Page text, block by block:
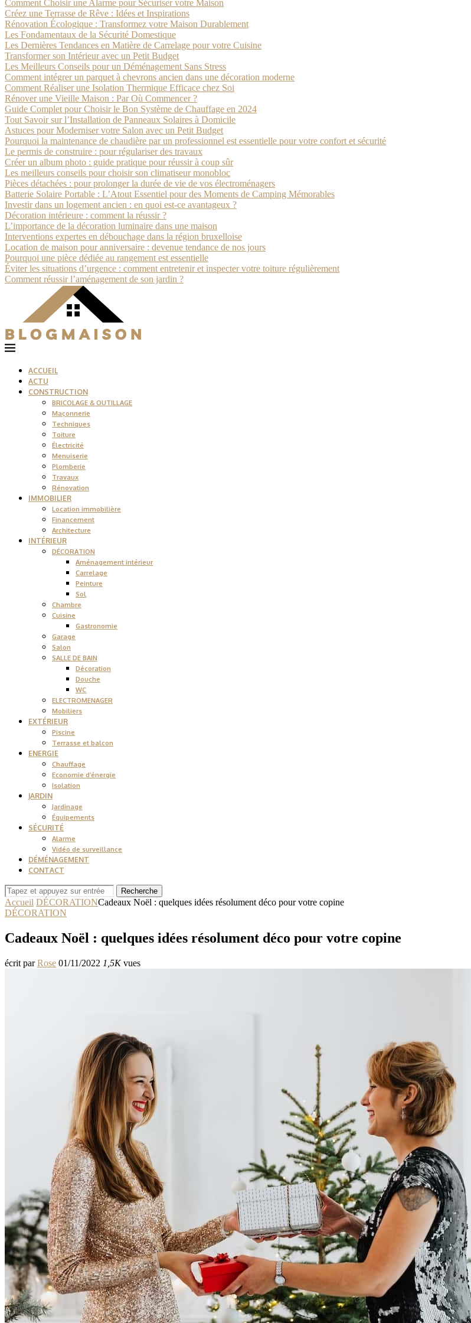
Comment Choisir une Alarme pour Sécuriser votre Maison
Créez une Terrasse de Rêve : Idées et Inspirations
Rénovation Écologique : Transformez votre Maison Durablement
Les Fondamentaux de la Sécurité Domestique
Les Dernières Tendances en Matière de Carrelage pour votre Cuisine
Transformer son Intérieur avec un Petit Budget
Les Meilleurs Conseils pour un Déménagement Sans Stress
Comment intégrer un parquet à chevrons ancien dans une décoration moderne
Comment Réaliser une Isolation Thermique Efficace chez Soi
Rénover une Vieille Maison : Par Où Commencer ?
Guide Complet pour Choisir le Bon Système de Chauffage en 2024
Tout Savoir sur l’Installation de Panneaux Solaires à Domicile
Astuces pour Moderniser votre Salon avec un Petit Budget
Pourquoi la maintenance de chaudière par un professionnel est essentielle pour votre confort et sécurité
Le permis de construire : pour régulariser des travaux
Créer un album photo : guide pratique pour réussir à coup sûr
Les meilleurs conseils pour choisir son climatiseur monobloc
Pièces détachées : pour prolonger la durée de vie de vos électroménagers
Batterie Solaire Portable : L’Atout Essentiel pour des Moments de Camping Mémorables
Investir dans un logement ancien : en quoi est-ce avantageux ?
Décoration intérieure : comment la réussir ?
L’importance de la décoration luminaire dans une maison
Interventions expertes en débouchage dans la région bruxelloise
Location de maison pour anniversaire : devenue tendance de nos jours
Pourquoi une pièce dédiée au rangement est essentielle
Éviter les situations d’urgence : comment entretenir et inspecter votre toiture régulièrement
Comment réussir l’aménagement de son jardin ?
ACCUEIL
ACTU
CONSTRUCTION
BRICOLAGE & OUTILLAGE
Maçonnerie
Techniques
Toiture
Électricité
Menuiserie
Plomberie
Travaux
Rénovation
IMMOBILIER
Location immobilière
Financement
Architecture
INTÉRIEUR
DÉCORATION
Aménagement intérieur
Carrelage
Peinture
Sol
Chambre
Cuisine
Gastronomie
Garage
Salon
SALLE DE BAIN
Décoration
Douche
WC
ELECTROMENAGER
Mobiliers
EXTÉRIEUR
Piscine
Terrasse et balcon
ENERGIE
Chauffage
Economie d’énergie
Isolation
JARDIN
Jardinage
Équipements
SÉCURITÉ
Alarme
Vidéo de surveillance
DÉMÉNAGEMENT
CONTACT
Recherche
Accueil DÉCORATIONCadeaux Noël : quelques idées résolument déco pour votre copine
DÉCORATION
Cadeaux Noël : quelques idées résolument déco pour votre copine
écrit parRose 01/11/2022 1,5Kvues